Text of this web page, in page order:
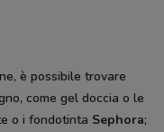
è possibile trovare
come gel doccia o le
o i fondotinta Sephora;